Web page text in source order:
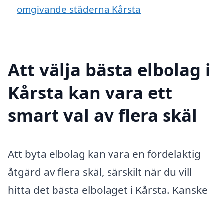
omgivande städerna Kårsta
Att välja bästa elbolag i
Kårsta kan vara ett
smart val av flera skäl
Att byta elbolag kan vara en fördelaktig
åtgärd av flera skäl, särskilt när du vill
hitta det bästa elbolaget i Kårsta. Kanske